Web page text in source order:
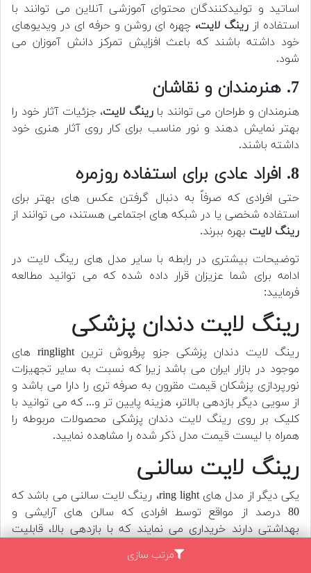
مرتب سازی
اساتید و تولیدکنندگان محتوای آموزشی آنلاین می توانند با
استفاده از رینگ لایت، چهره ای روشن و حرفه ای در ویدیوهای
خود داشته باشند که باعث افزایش تمرکز دانش آموزان می
شود.
7. هنرمندان و نقاشان
هنرمندان و طراحان می توانند بارینگ لایت، جزئیات آثار خود را
بهتر نمایش دهند و نور مناسب برای کار روی آثار هنری خود
داشته باشند.
8. افراد عادی برای استفاده روزمره
حتی افرادی که صرفاً به دنبال گرفتن عکس های بهتر برای
استفاده شخصی یا در شبکه های اجتماعی هستند، می توانند از
رینگ لایت بهره ببرند.
توضیحات بیشتری در رابطه با سایر مدل های رینگ لایت در
ادامه برای شما عزیزان قرار داده شده که می توانید مطالعه
فرمایید:
رینگ لایت دندان پزشکی
رینگ لایت دندان پزشکی جزو پرفروش ترین ringlight های
موجود در بازار ایران می باشد زیرا که نسبت به سایر تجهیزات
نورپردازی پزشکان قیمت مقرون به صرفه تری را دارا می باشد و
از سویی دیگر بازدهی بالاتر، هزینه پایین تر و... که می توانید با
کلیک بر روی رینگ لایت دندان پزشکی محصولات مربوطه را
همراه با لیست قیمت مدل ذکر شده را مشاهده نمایید.
رینگ لایت سالنی
یکی دیگر از مدل های ring light، رینگ لایت سالنی می باشد که
80 درصد از مواقع توسط افرادی که سالن های آرایشی و
بهداشتی دارند خریداری می نمایند که با بازدهی بالا، قابلیت
رینگ لایت سالنیانواع آن را همراه با لیست